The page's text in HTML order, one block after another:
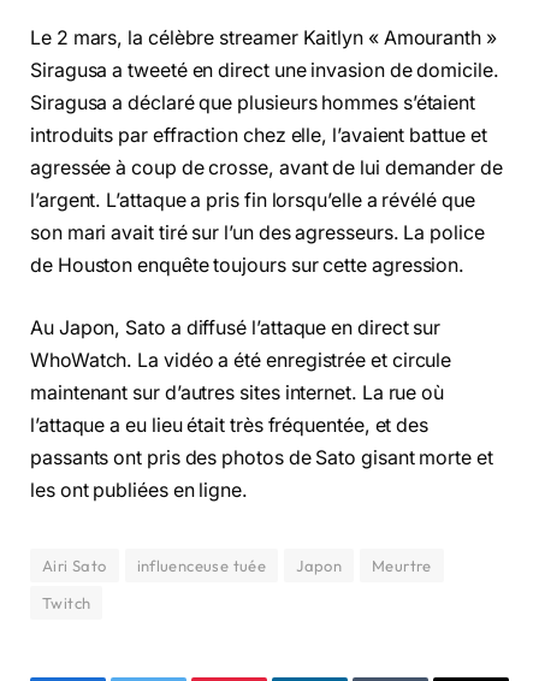
Le 2 mars, la célèbre streamer Kaitlyn « Amouranth »
Siragusa a tweeté en direct une invasion de domicile.
Siragusa a déclaré que plusieurs hommes s’étaient
introduits par effraction chez elle, l’avaient battue et
agressée à coup de crosse, avant de lui demander de
l’argent. L’attaque a pris fin lorsqu’elle a révélé que
son mari avait tiré sur l’un des agresseurs. La police
de Houston enquête toujours sur cette agression.
Au Japon, Sato a diffusé l’attaque en direct sur
WhoWatch. La vidéo a été enregistrée et circule
maintenant sur d’autres sites internet. La rue où
l’attaque a eu lieu était très fréquentée, et des
passants ont pris des photos de Sato gisant morte et
les ont publiées en ligne.
Airi Sato influenceuse tuée Japon
Meurtre
Twitch